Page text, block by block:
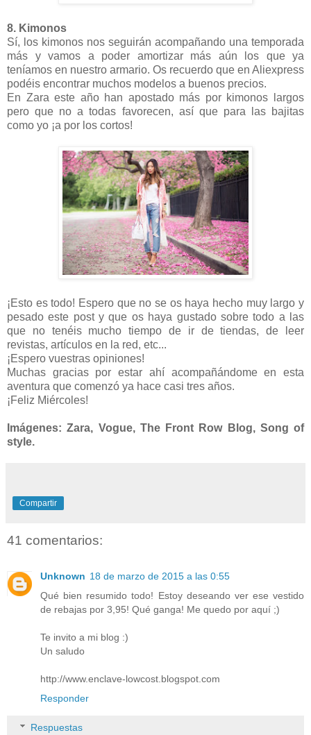
8. Kimonos
Sí, los kimonos nos seguirán acompañando una temporada
más y vamos a poder amortizar más aún los que ya
teníamos en nuestro armario. Os recuerdo que en Aliexpress
podéis encontrar muchos modelos a buenos precios.
En Zara este año han apostado más por kimonos largos
pero que no a todas favorecen, así que para las bajitas
como yo ¡a por los cortos!
¡Esto es todo! Espero que no se os haya hecho muy largo y
pesado este post y que os haya gustado sobre todo a las
que no tenéis mucho tiempo de ir de tiendas, de leer
revistas, artículos en la red, etc...
¡Espero vuestras opiniones!
Muchas gracias por estar ahí acompañándome en esta
aventura que comenzó ya hace casi tres años.
¡Feliz Miércoles!
Imágenes: Zara, Vogue, The Front Row Blog, Song of
style.
Compartir
41 comentarios:
Unknown 18 de marzo de 2015 a las 0:55
Qué bien resumido todo! Estoy deseando ver ese vestido
de rebajas por 3,95! Qué ganga! Me quedo por aquí ;)
Te invito a mi blog :)
Un saludo
http://www.enclave-lowcost.blogspot.com
Responder
Respuestas